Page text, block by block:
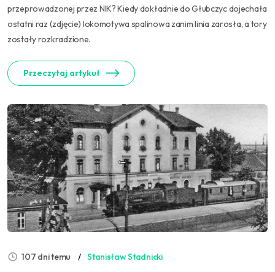
przeprowadzonej przez NIK? Kiedy dokładnie do Głubczyc dojechała
ostatni raz (zdjęcie) lokomotywa spalinowa zanim linia zarosła, a tory
zostały rozkradzione.
Przeczytaj artykuł
107 dni temu Stanisław Stadnicki